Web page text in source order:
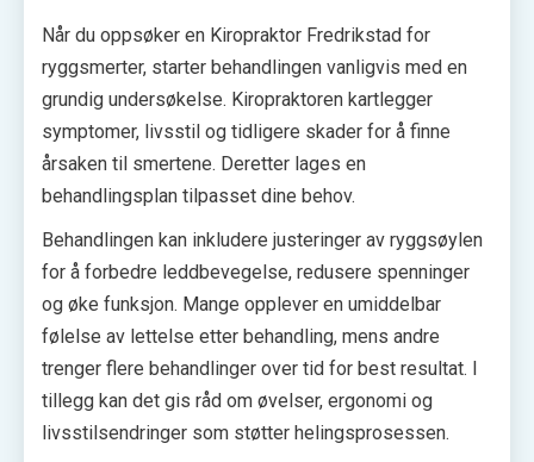
Når du oppsøker en Kiropraktor Fredrikstad for
ryggsmerter, starter behandlingen vanligvis med en
grundig undersøkelse. Kiropraktoren kartlegger
symptomer, livsstil og tidligere skader for å finne
årsaken til smertene. Deretter lages en
behandlingsplan tilpasset dine behov.
Behandlingen kan inkludere justeringer av ryggsøylen
for å forbedre leddbevegelse, redusere spenninger
og øke funksjon. Mange opplever en umiddelbar
følelse av lettelse etter behandling, mens andre
trenger flere behandlinger over tid for best resultat. I
tillegg kan det gis råd om øvelser, ergonomi og
livsstilsendringer som støtter helingsprosessen.